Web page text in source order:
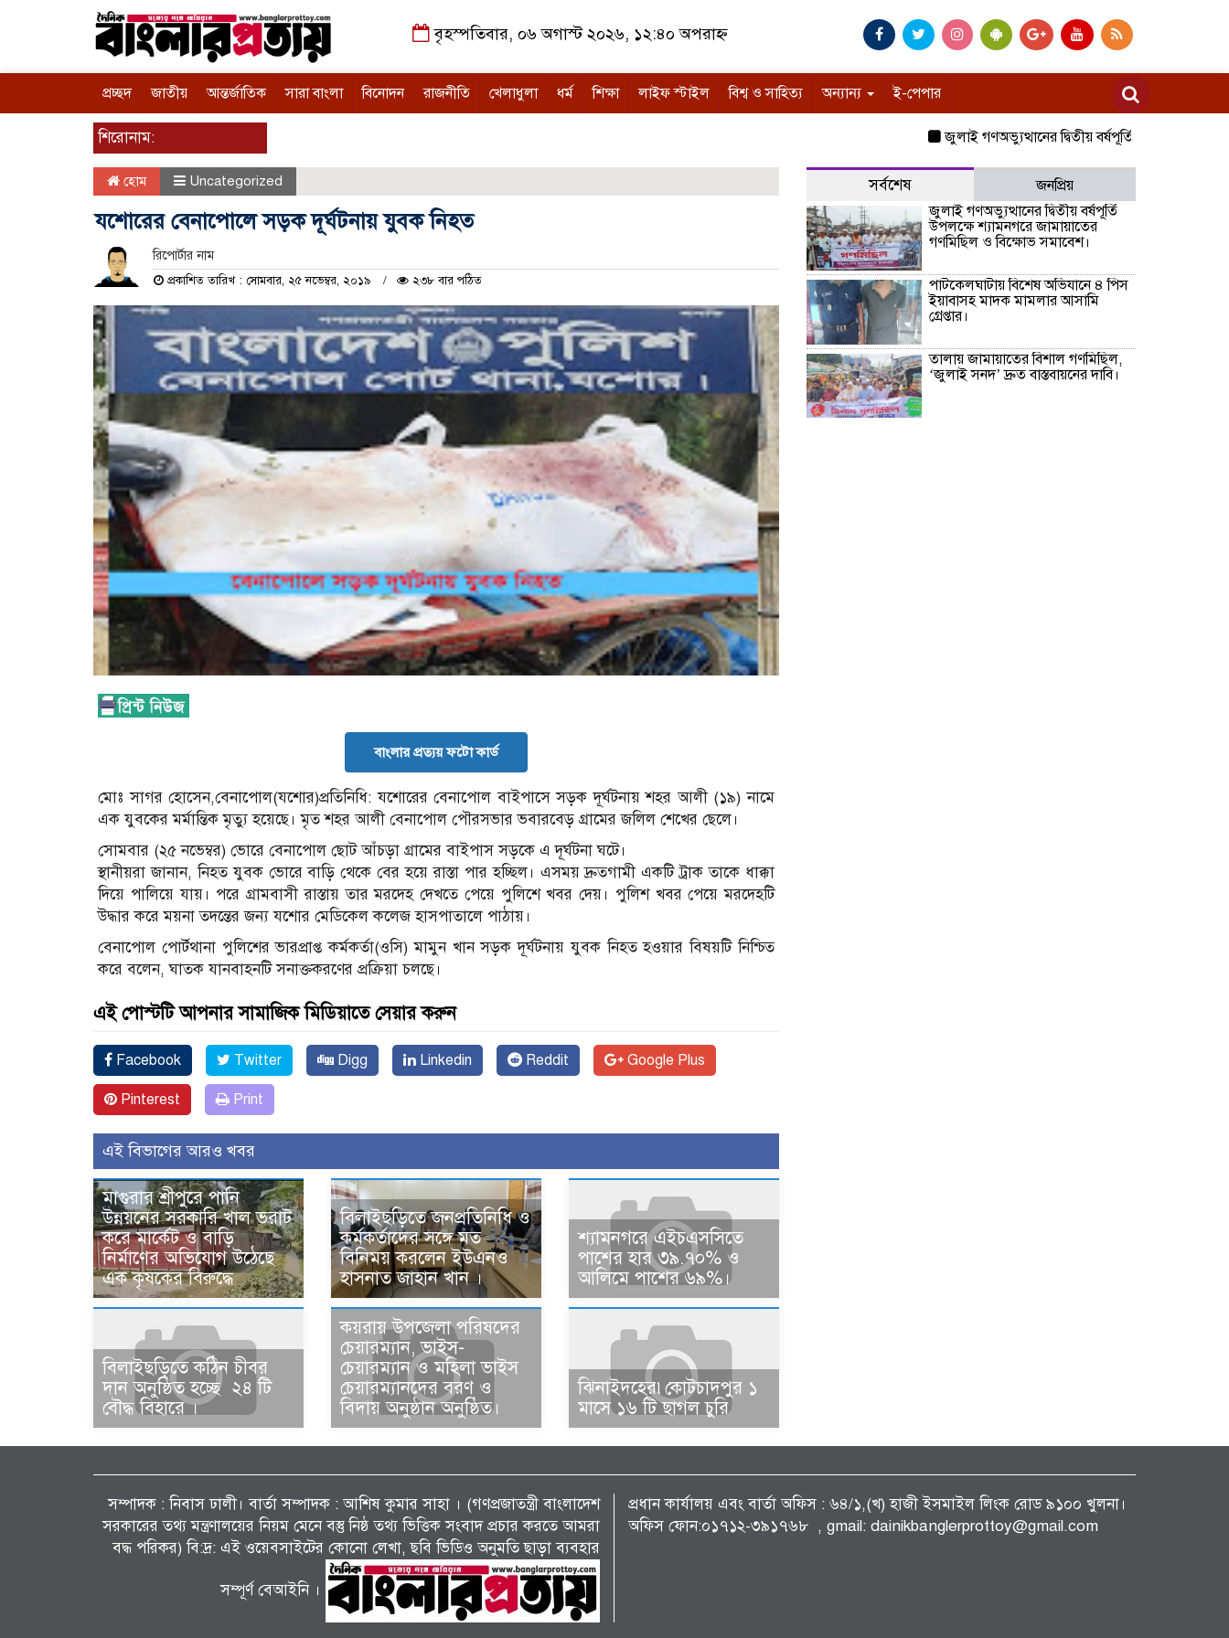
বৃহস্পতিবার, ০৬ অগাস্ট ২০২৬, ১২:৪০ অপরাহ্ন
প্রচ্ছদ জাতীয় আন্তর্জাতিক সারা বাংলা বিনোদন রাজনীতি খেলাধুলা ধর্ম শিক্ষা লাইফ স্টাইল বিশ্ব ও সাহিত্য অন্যান্য ই-পেপার
শিরোনাম: জুলাই গণঅভ্যুত্থানের দ্বিতীয় বর্ষপূর্তি উপলক্ষে
হোম Uncategorized
যশোরের বেনাপোলে সড়ক দূর্ঘটনায় যুবক নিহত
রিপোর্টার নাম
প্রকাশিত তারিখ : সোমবার, ২৫ নভেম্বর, ২০১৯ ২৩৮ বার পঠিত
বাংলার প্রত্যয় ফটো কার্ড
মোঃ সাগর হোসেন,বেনাপোল(যশোর)প্রতিনিধি: যশোরের বেনাপোল বাইপাসে সড়ক দূর্ঘটনায় শহর আলী (১৯) নামে
এক যুবকের মর্মান্তিক মৃত্যু হয়েছে। মৃত শহর আলী বেনাপোল পৌরসভার ভবারবেড় গ্রামের জলিল শেখের ছেলে।
সোমবার (২৫ নভেম্বর) ভোরে বেনাপোল ছোট আঁচড়া গ্রামের বাইপাস সড়কে এ দূর্ঘটনা ঘটে।
স্থানীয়রা জানান, নিহত যুবক ভোরে বাড়ি থেকে বের হয়ে রাস্তা পার হচ্ছিল। এসময় দ্রুতগামী একটি ট্রাক তাকে ধাক্কা
দিয়ে পালিয়ে যায়। পরে গ্রামবাসী রাস্তায় তার মরদেহ দেখতে পেয়ে পুলিশে খবর দেয়। পুলিশ খবর পেয়ে মরদেহটি
উদ্ধার করে ময়না তদন্তের জন্য যশোর মেডিকেল কলেজ হাসপাতালে পাঠায়।
বেনাপোল পোর্টথানা পুলিশের ভারপ্রাপ্ত কর্মকর্তা(ওসি) মামুন খান সড়ক দূর্ঘটনায় যুবক নিহত হওয়ার বিষয়টি নিশ্চিত
করে বলেন, ঘাতক যানবাহনটি সনাক্তকরণের প্রক্রিয়া চলছে।
এই পোস্টটি আপনার সামাজিক মিডিয়াতে সেয়ার করুন
Facebook Twitter Digg Linkedin Reddit Google Plus
Pinterest Print
এই বিভাগের আরও খবর
মাগুরার শ্রীপুরে পানি
উন্নয়নের সরকারি খাল ভরাট
করে মার্কেট ও বাড়ি
নির্মাণের অভিযোগ উঠেছে
এক কৃষকের বিরুদ্ধে
বিলাইছড়িতে জনপ্রতিনিধি ও
কর্মকর্তাদের সঙ্গে মত
বিনিময় করলেন ইউএনও
হাসনাত জাহান খান ।
শ্যামনগরে এইচএসসিতে
পাশের হার ৩৯.৭০% ও
আলিমে পাশের ৬৯%।
বিলাইছড়িতে কঠিন চীবর
দান অনুষ্ঠিত হচ্ছে ২৪ টি
বৌদ্ধ বিহারে ।
কয়রায় উপজেলা পরিষদের
চেয়ারম্যান, ভাইস-
চেয়ারম্যান ও মহিলা ভাইস
চেয়ারম্যানদের বরণ ও
বিদায় অনুষ্ঠান অনুষ্ঠিত।
ঝিনাইদহের৷কোটচাদপুর ১
মাসে ১৬ টি ছাগল চুরি
সর্বশেষ
জনপ্রিয়
জুলাই গণঅভ্যুত্থানের দ্বিতীয় বর্ষপূর্তি
উপলক্ষে শ্যামনগরে জামায়াতের
গণমিছিল ও বিক্ষোভ সমাবেশ।
পাটকেলঘাটায় বিশেষ অভিযানে ৪ পিস
ইয়াবাসহ মাদক মামলার আসামি
গ্রেপ্তার।
তালায় জামায়াতের বিশাল গণমিছিল,
‘জুলাই সনদ’ দ্রুত বাস্তবায়নের দাবি।
সম্পাদক : নিবাস ঢালী। বার্তা সম্পাদক : আশিষ কুমাৱ সাহা । (গণপ্রজাতন্ত্রী বাংলাদেশ
সরকারের তথ্য মন্ত্রণালয়ের নিয়ম মেনে বস্তু নিষ্ঠ তথ্য ভিত্তিক সংবাদ প্রচার করতে আমরা
বদ্ধ পরিকর) বি:দ্র: এই ওয়েবসাইটের কোনো লেখা, ছবি ভিডিও অনুমতি ছাড়া ব্যবহার
সম্পূর্ণ বেআইনি ।
প্রধান কার্যালয় এবং বার্তা অফিস : ৬৪/১,(খ) হাজী ইসমাইল লিংক রোড ৯১০০ খুলনা।
অফিস ফোন:০১৭১২-৩৯১৭৬৮ , gmail: dainikbanglerprottoy@gmail.com